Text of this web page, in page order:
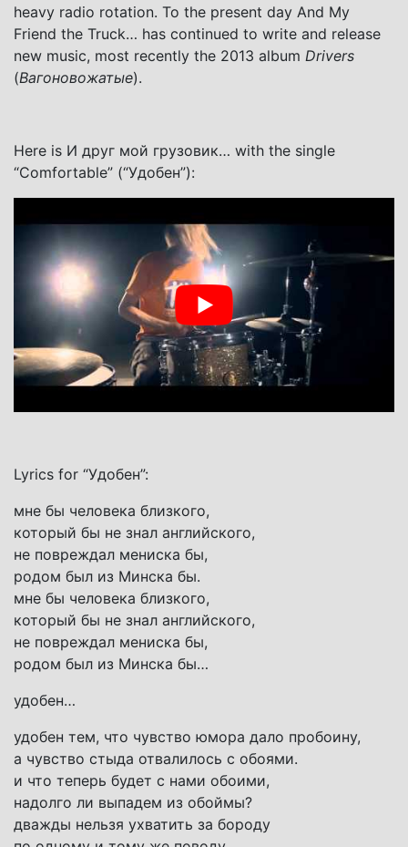
heavy radio rotation. To the present day And My
Friend the Truck… has continued to write and release
new music, most recently the 2013 album Drivers
(Вагоновожатые).
Here is И друг мой грузовик… with the single
“Comfortable” (“Удобен”):
Lyrics for “Удобен”:
мне бы человека близкого,
который бы не знал английского,
не повреждал мениска бы,
родом был из Минска бы.
мне бы человека близкого,
который бы не знал английского,
не повреждал мениска бы,
родом был из Минска бы…
удобен…
удобен тем, что чувство юмора дало пробоину,
а чувство стыда отвалилось с обоями.
и что теперь будет с нами обоими,
надолго ли выпадем из обоймы?
дважды нельзя ухватить за бороду